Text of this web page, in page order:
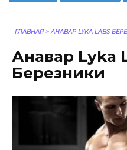
ГЛАВНАЯ > АНАВАР LYKA LABS
Анавар Lyka
Березники